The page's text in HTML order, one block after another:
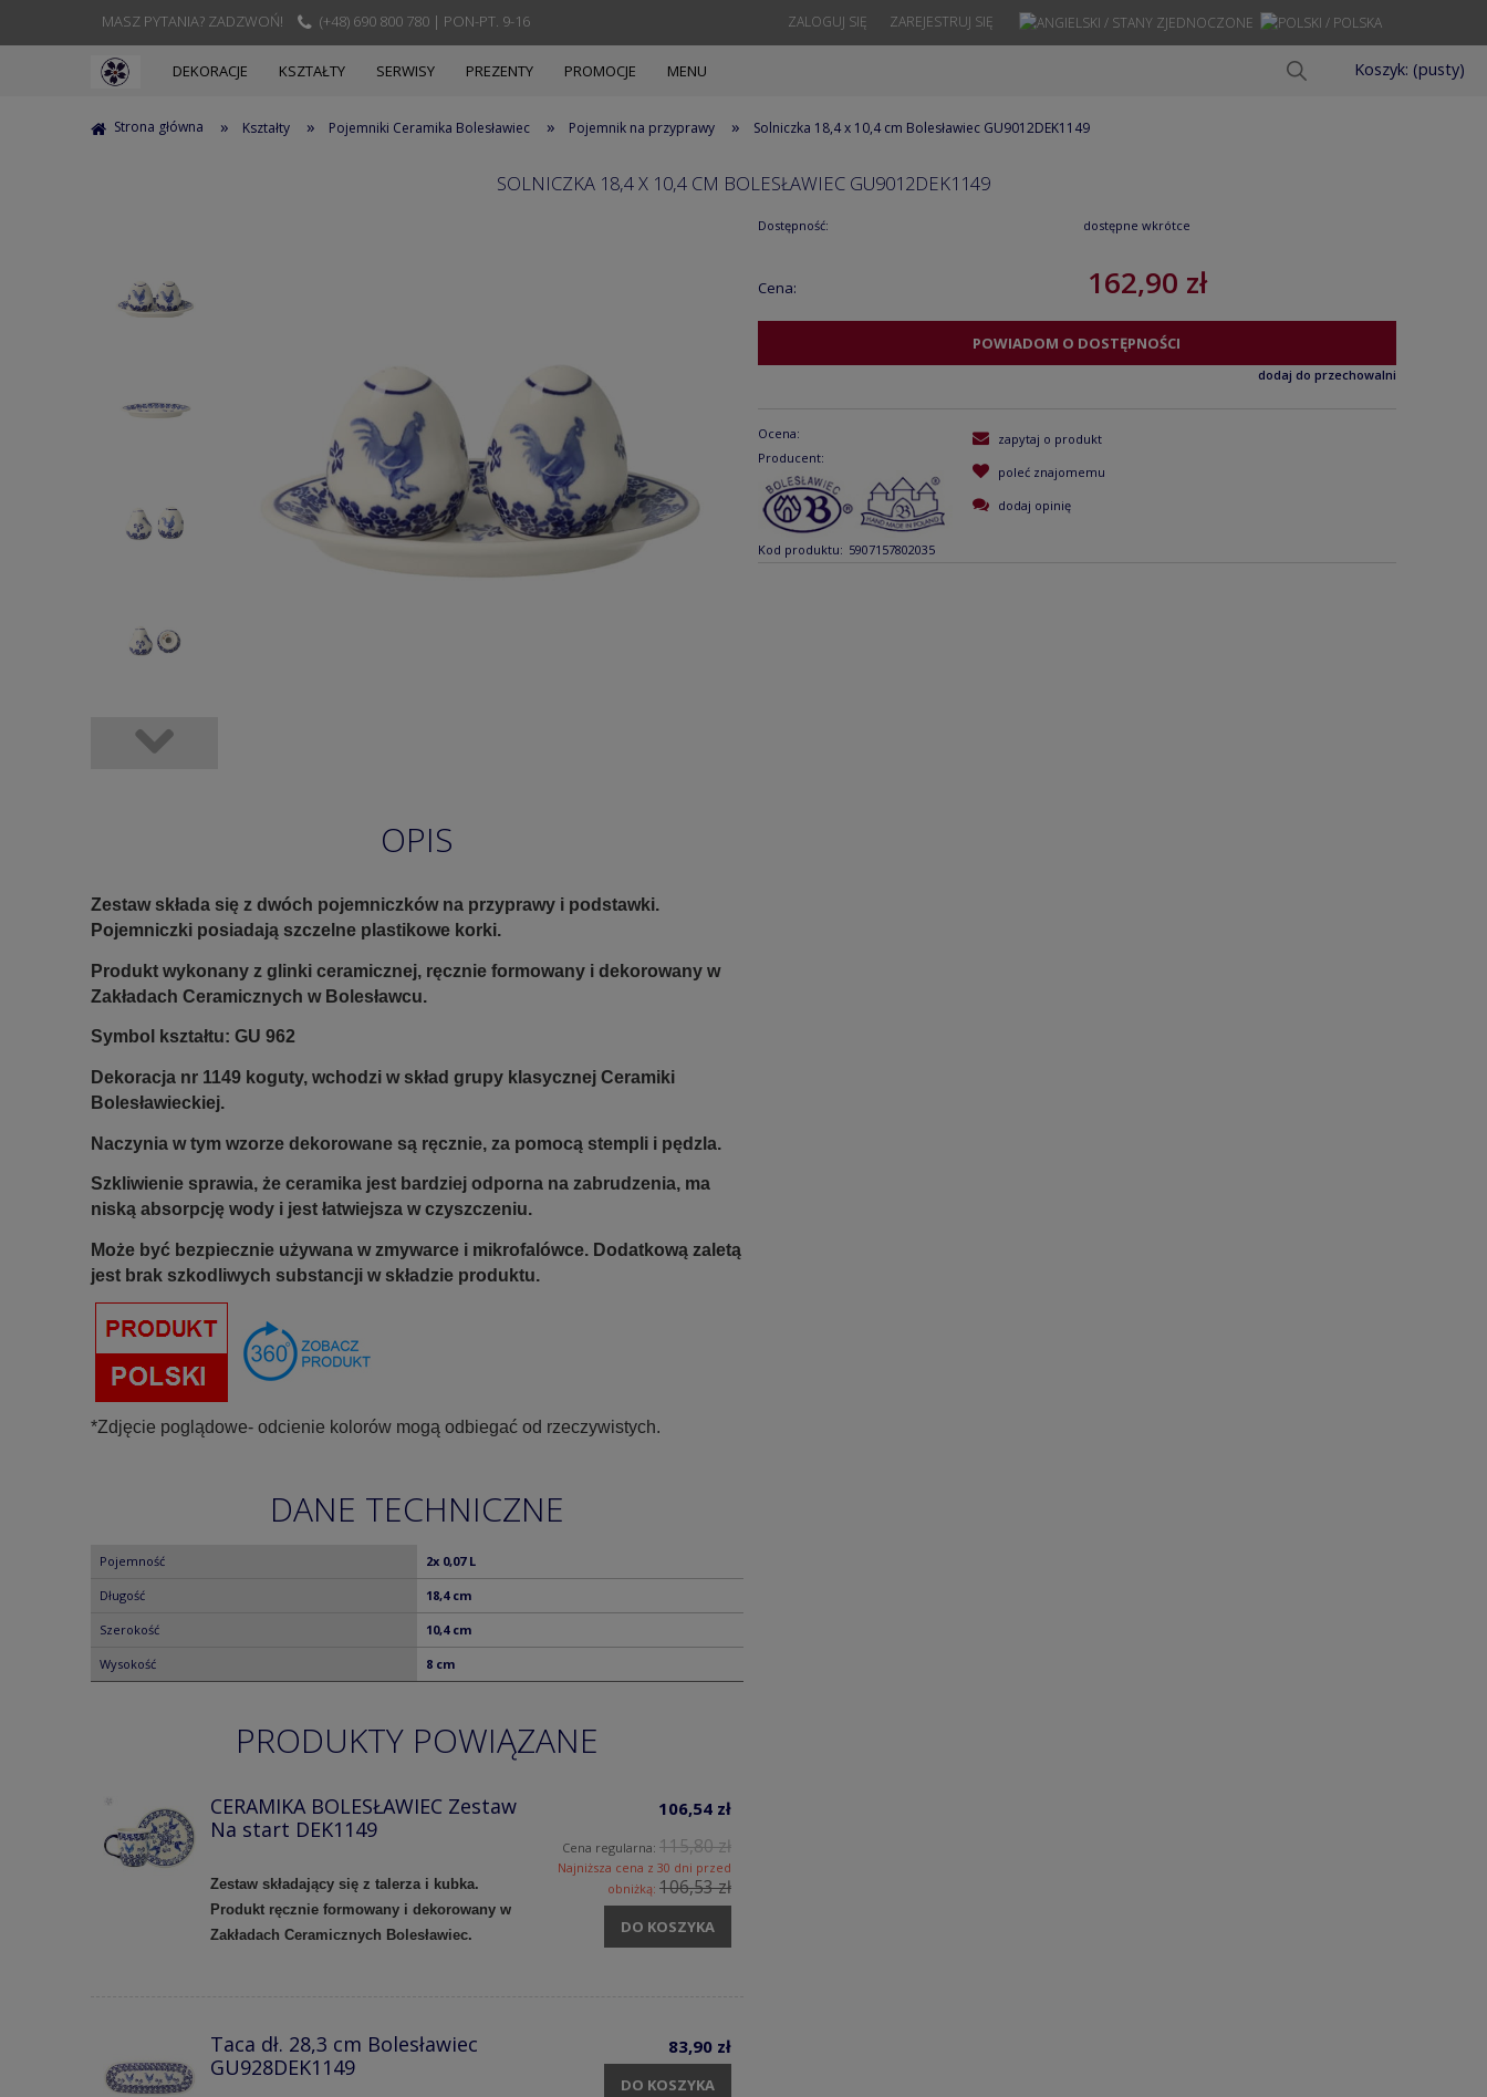
MASZ PYTANIA? ZADZWOŃ! (+48) 690 800 780 | PON-PT. 9-16 ZAREJESTRUJ SIĘ
ZALOGUJ SIĘ
Koszyk: (pusty)
DEKORACJE KSZTAŁTY SERWISY PREZENTY PROMOCJE MENU
Strona główna » Kształty » Pojemniki Ceramika Bolesławiec » Pojemnik na przyprawy » Solniczka 18,4 x 10,4 cm Bolesławiec GU9012DEK1149
SOLNICZKA 18,4 X 10,4 CM BOLESŁAWIEC GU9012DEK1149
Dostępność: dostępne wkrótce
Cena: 162,90 zł
POWIADOM O DOSTĘPNOŚCI
dodaj do przechowalni
Ocena:
Producent:
Kod produktu: 5907157802035
zapytaj o produkt
poleć znajomemu
dodaj opinię
OPIS
Zestaw składa się z dwóch pojemniczków na przyprawy i podstawki.
Pojemniczki posiadają szczelne plastikowe korki.
Produkt wykonany z glinki ceramicznej, ręcznie formowany i dekorowany w
Zakładach Ceramicznych w Bolesławcu.
Symbol kształtu: GU 962
Dekoracja nr 1149 koguty, wchodzi w skład grupy klasycznej Ceramiki
Bolesławieckiej.
Naczynia w tym wzorze dekorowane są ręcznie, za pomocą stempli i pędzla.
Szkliwienie sprawia, że ceramika jest bardziej odporna na zabrudzenia, ma
niską absorpcję wody i jest łatwiejsza w czyszczeniu.
Może być bezpiecznie używana w zmywarce i mikrofalówce. Dodatkową zaletą
jest brak szkodliwych substancji w składzie produktu.
*Zdjęcie poglądowe- odcienie kolorów mogą odbiegać od rzeczywistych.
DANE TECHNICZNE
Pojemność 2x 0,07 L
Długość 18,4 cm
Szerokość 10,4 cm
Wysokość 8 cm
PRODUKTY POWIĄZANE
CERAMIKA BOLESŁAWIEC Zestaw
Na start DEK1149
Zestaw składający się z talerza i kubka.
Produkt ręcznie formowany i dekorowany w
Zakładach Ceramicznych Bolesławiec.
106,54 zł
Cena regularna: 115,80 zł
Najniższa cena z 30 dni przed
obniżką: 106,53 zł
DO KOSZYKA
Taca dł. 28,3 cm Bolesławiec
GU928DEK1149
83,90 zł
DO KOSZYKA